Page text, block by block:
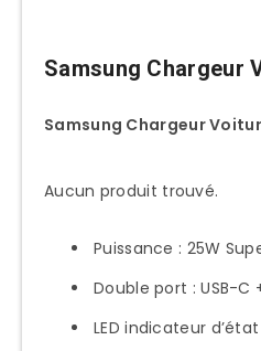
Samsung Chargeur
Samsung Chargeur
Aucun produit trouvé.
Puissance : 25W
Double port : USB-C
LED indicateur d’état